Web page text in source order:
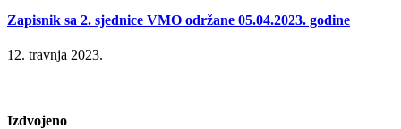
Zapisnik sa 2. sjednice VMO održane 05.04.2023. godine
12. travnja 2023.
Izdvojeno